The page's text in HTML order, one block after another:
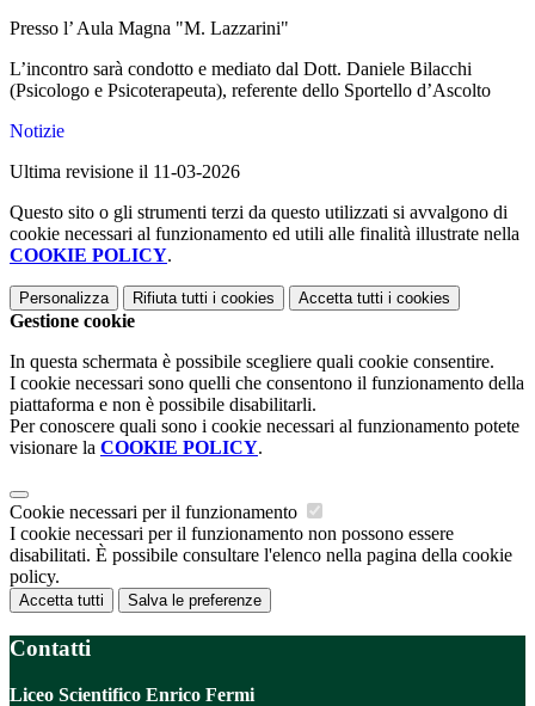
Presso l’ Aula Magna "M. Lazzarini"
L’incontro sarà condotto e mediato dal Dott. Daniele Bilacchi
(Psicologo e Psicoterapeuta), referente dello Sportello d’Ascolto
Notizie
Ultima revisione il 11-03-2026
Questo sito o gli strumenti terzi da questo utilizzati si avvalgono di
cookie necessari al funzionamento ed utili alle finalità illustrate nella
COOKIE POLICY.
Personalizza Rifiuta tutti i cookies Accetta tutti i cookies
Gestione cookie
In questa schermata è possibile scegliere quali cookie consentire.
I cookie necessari sono quelli che consentono il funzionamento della
piattaforma e non è possibile disabilitarli.
Per conoscere quali sono i cookie necessari al funzionamento potete
visionare la COOKIE POLICY.
Cookie necessari per il funzionamento
I cookie necessari per il funzionamento non possono essere
disabilitati. È possibile consultare l'elenco nella pagina della cookie
policy.
Accetta tutti Salva le preferenze
Contatti
Liceo Scientifico Enrico Fermi